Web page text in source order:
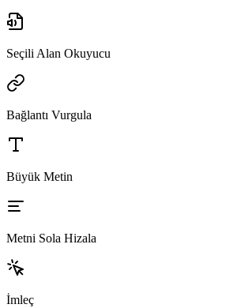
Seçili Alan Okuyucu
Bağlantı Vurgula
Büyük Metin
Metni Sola Hizala
İmleç